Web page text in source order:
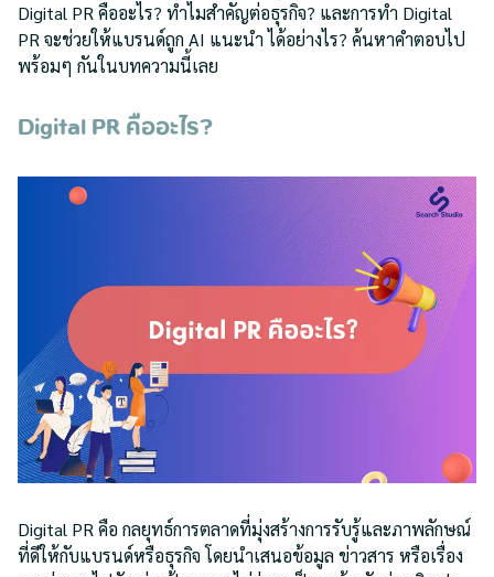
Digital PR คืออะไร? ทำไมสำคัญต่อธุรกิจ? และการทำ Digital
PR จะช่วยให้แบรนด์ถูก AI แนะนำ ได้อย่างไร? ค้นหาคำตอบไป
พร้อมๆ กันในบทความนี้เลย
Digital PR คืออะไร?
Digital PR คือ กลยุทธ์การตลาดที่มุ่งสร้างการรับรู้และภาพลักษณ์
ที่ดีให้กับแบรนด์หรือธุรกิจ โดยนำเสนอข้อมูล ข่าวสาร หรือเรื่อง